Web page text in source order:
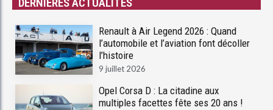
DERNIÈRES ACTUALITÉS
Renault à Air Legend 2026 : Quand
l’automobile et l’aviation font décoller
l’histoire
9 juillet 2026
Opel Corsa D : La citadine aux
multiples facettes fête ses 20 ans !